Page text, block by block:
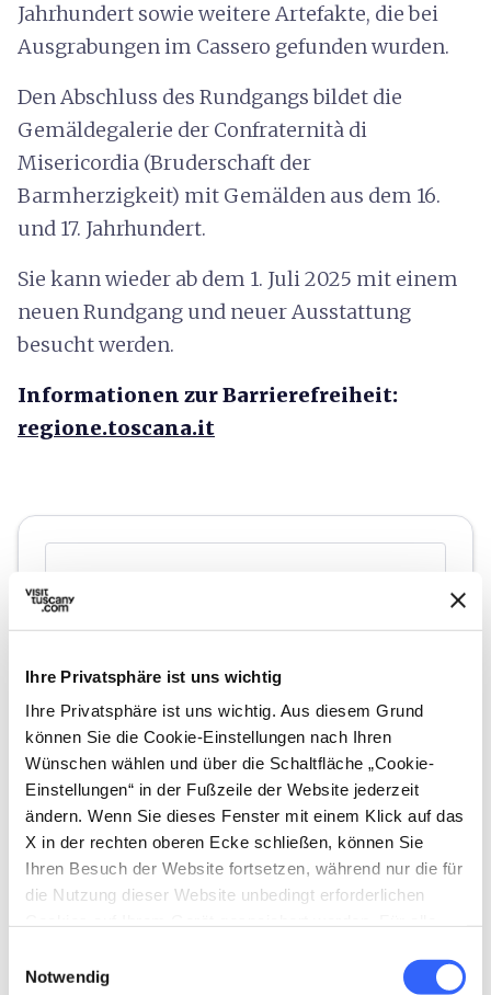
Ihre Privatsphäre ist uns wichtig
Ihre Privatsphäre ist uns wichtig. Aus diesem Grund
können Sie die Cookie-Einstellungen nach Ihren
Wünschen wählen und über die Schaltfläche „Cookie-
Einstellungen“ in der Fußzeile der Website jederzeit
ändern. Wenn Sie dieses Fenster mit einem Klick auf das
X in der rechten oberen Ecke schließen, können Sie
Ihren Besuch der Website fortsetzen, während nur die für
die Nutzung dieser Website unbedingt erforderlichen
Zustimmung.
Notwendig
Jahrhundert sowie weitere Artefakte, die bei
Ausgrabungen im Cassero gefunden wurden.
Den Abschluss des Rundgangs bildet die
Gemäldegalerie der Confraternità di
Misericordia (Bruderschaft der
Barmherzigkeit) mit Gemälden aus dem 16.
und 17. Jahrhundert.
Sie kann wieder ab dem 1. Juli 2025 mit einem
neuen Rundgang und neuer Ausstattung
besucht werden.
Informationen zur Barrierefreiheit:
regione.toscana.it
directions Wegbeschreibung
Hinweise
Rocca del Cassero